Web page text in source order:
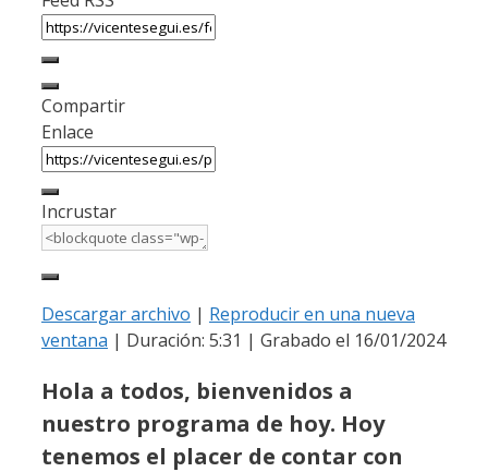
Compartir
Enlace
Incrustar
Descargar archivo | Reproducir en una nueva
ventana | Duración: 5:31 | Grabado el 16/01/2024
Hola a todos, bienvenidos a
nuestro programa de hoy. Hoy
tenemos el placer de contar con